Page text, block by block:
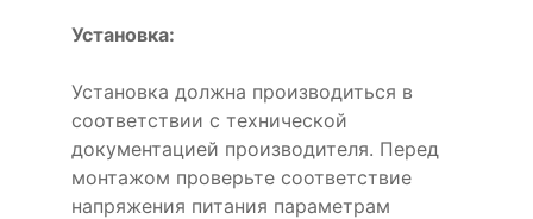
Установка:
Установка должна производиться в
соответствии с технической
документацией производителя. Перед
монтажом проверьте соответствие
напряжения питания параметрам